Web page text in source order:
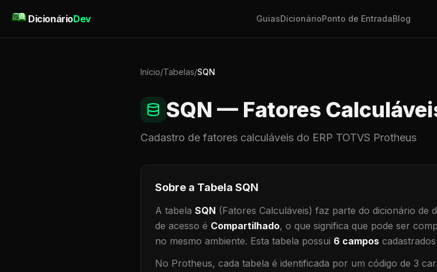
DicionárioDev GuiasDicionárioPonto de EntradaBlog
Início/Tabelas/SQN
SQN — Fatores
Cadastro de fatores calculáveis do ERP TOTVS Protheus
Sobre a Tabela SQN
A tabela SQN (Fatores Calculáveis) faz parte do dicionário de
de acesso é Compartilhado, o que significa que pode ser
no mesmo ambiente. Esta tabela possui 6 campos
No Protheus, cada tabela é identificada por um código de 3